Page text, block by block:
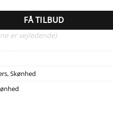
FÅ TILBUD
er vejledende)
,Skønhed